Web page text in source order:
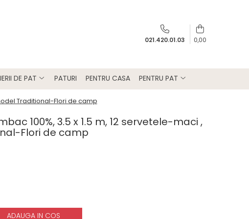
021.420.01.03 0,00
DE PAT PATURI PENTRU CASA PENTRU PAT
Traditional-Flori de camp
100%, 3.5 x 1.5 m, 12 servetele-maci ,
Flori de camp
ADAUGA IN COS